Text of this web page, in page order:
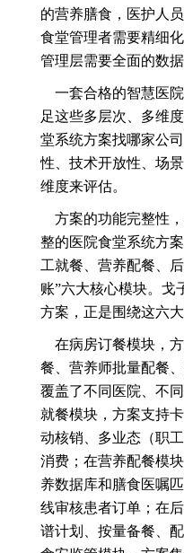
的营养膳食，医护人
食堂管理者需要精细
管理层需要全面的数
一套合格的智慧医
足这些多层次、多维
堂系统方案找哪家公
性、技术开放性、场
维度来评估。
方案的功能完整性
整的医院食堂系统方
工就餐、营养配餐、
账”六大核心模块。戈
方案，正是围绕这六
在病房订餐模块，
餐、营养师批量配餐
覆盖了不同医院、不
就餐模块，方案支持
动核销、多业态（职
消费；在营养配餐模
养数据库和膳食医嘱
线审核患者订单；在
谱计划、按量备餐、